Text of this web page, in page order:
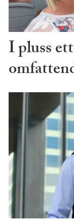
I pluss